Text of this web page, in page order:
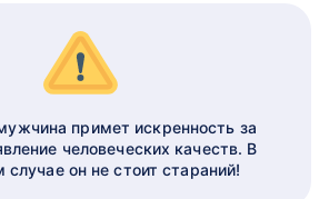
примет искренность за
человеческих качеств. В
случае он не стоит стараний!